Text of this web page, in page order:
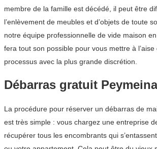
membre de la famille est décédé, il peut être
l’enlèvement de meubles et d’objets de toute
notre équipe professionnelle de vide maison
fera tout son possible pour vous mettre à
processus avec la plus grande discrétion.
Débarras gratuit
La procédure pour réserver un débarras de
est très simple : vous chargez une entreprise
récupérer tous les encombrants qui